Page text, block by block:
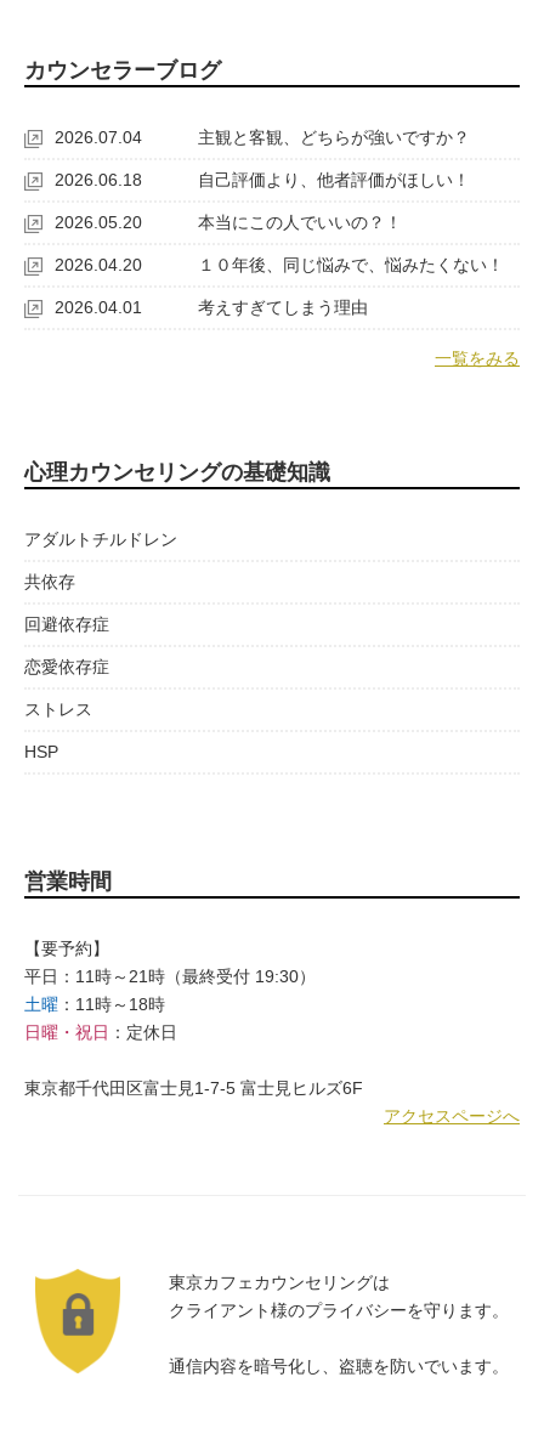
カウンセラーブログ
2026.07.04 主観と客観、どちらが強いですか？
2026.06.18 自己評価より、他者評価がほしい！
2026.05.20 本当にこの人でいいの？！
2026.04.20 １０年後、同じ悩みで、悩みたくない！
2026.04.01 考えすぎてしまう理由
一覧をみる
心理カウンセリングの基礎知識
アダルトチルドレン
共依存
回避依存症
恋愛依存症
ストレス
HSP
営業時間
【要予約】
平日：11時～21時（最終受付 19:30）
土曜 ：11時～18時
日曜・祝日 ：定休日
東京都千代田区富士見1-7-5 富士見ヒルズ6F
アクセスページへ
東京カフェカウンセリングは
クライアント様のプライバシーを守ります。
通信内容を暗号化し、盗聴を防いでいます。